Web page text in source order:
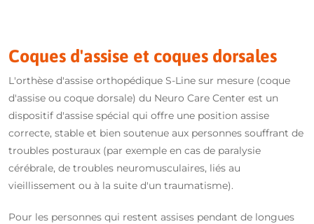
Coques d'assise et coques dorsales
L'orthèse d'assise orthopédique S-Line sur mesure (coque
d'assise ou coque dorsale) du Neuro Care Center est un
dispositif d'assise spécial qui offre une position assise
correcte, stable et bien soutenue aux personnes souffrant de
troubles posturaux (par exemple en cas de paralysie
cérébrale, de troubles neuromusculaires, liés au
vieillissement ou à la suite d'un traumatisme).
Pour les personnes qui restent assises pendant de longues